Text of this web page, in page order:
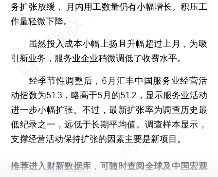
务扩张放缓， 月内用工数量仍有小幅增长。积压工
作量轻微下降。
虽然投入成本小幅上扬且升幅超过上月，为吸
引新业务，服务业企业稍微调低了收费水平。
经季节性调整后，6月汇丰中国服务业经营活
动指数为51.3，略高于5月的51.2，显示服务业活动
进一步小幅扩张。不过，最新扩张率为调查历史最
低纪录之一，远低于长期平均值。调查样本显示，
支撑经营活动保持扩张的因素主要是新项目。
推荐进入 财新数据库 ，可随时查阅全球及中国宏观